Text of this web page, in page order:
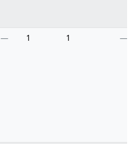
— 1 1 —